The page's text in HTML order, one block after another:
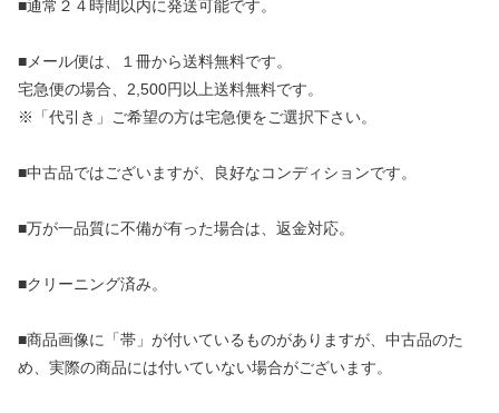
■通常２４時間以内に発送可能です。
■メール便は、１冊から送料無料です。
宅急便の場合、2,500円以上送料無料です。
※「代引き」ご希望の方は宅急便をご選択下さい。
■中古品ではございますが、良好なコンディションです。
■万が一品質に不備が有った場合は、返金対応。
■クリーニング済み。
■商品画像に「帯」が付いているものがありますが、中古品のた
め、実際の商品には付いていない場合がございます。